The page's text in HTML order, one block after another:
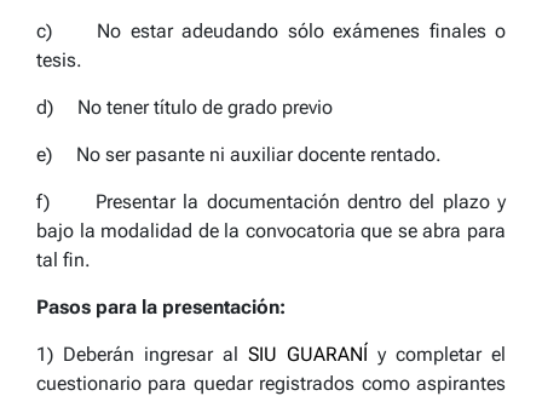
c) No estar adeudando sólo exámenes finales o
tesis.
d) No tener título de grado previo
e) No ser pasante ni auxiliar docente rentado.
f) Presentar la documentación dentro del plazo y
bajo la modalidad de la convocatoria que se abra para
tal fin.
Pasos para la presentación:
1) Deberán ingresar al SIU GUARANÍ y completar el
cuestionario para quedar registrados como aspirantes